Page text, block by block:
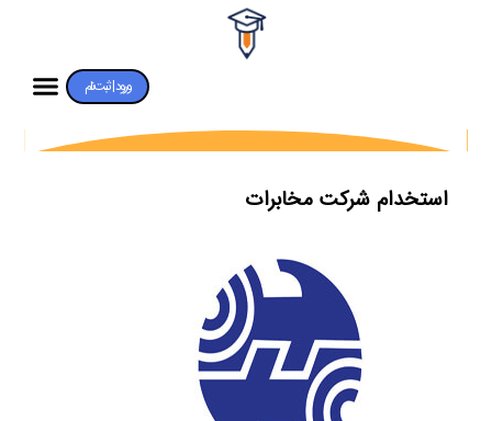
ورود | ثبت‌نام
استخدام شرکت مخابرات